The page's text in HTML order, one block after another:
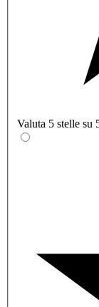
Valuta 5 stelle su